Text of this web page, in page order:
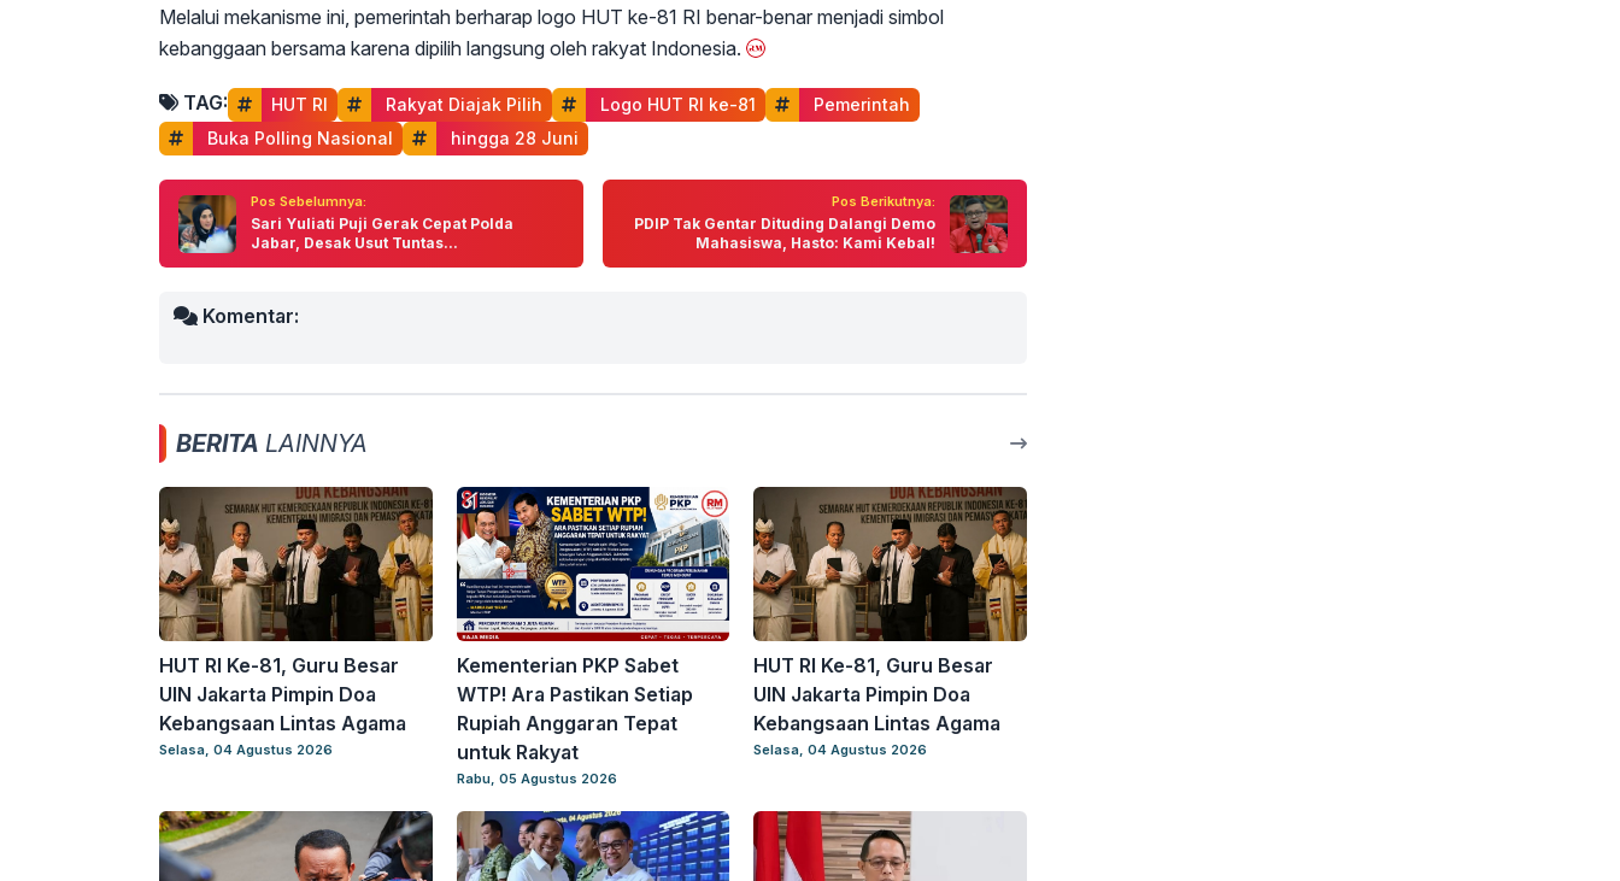
Melalui mekanisme ini, pemerintah berharap logo HUT ke-81 RI benar-benar menjadi simbol
kebanggaan bersama karena dipilih langsung oleh rakyat Indonesia.
TAG: HUT RI Rakyat Diajak Pilih Logo HUT RI ke-81
Pemerintah
Buka Polling Nasional
hingga 28 Juni
Pos Sebelumnya:
Sari Yuliati Puji Gerak Cepat Polda
Jabar, Desak Usut Tuntas...
Pos Berikutnya:
PDIP Tak Gentar Dituding Dalangi Demo
Mahasiswa, Hasto: Kami Kebal!
Komentar:
BERITA LAINNYA
HUT RI Ke-81, Guru Besar
UIN Jakarta Pimpin Doa
Kebangsaan Lintas Agama
Selasa, 04 Agustus 2026
Kementerian PKP Sabet
WTP! Ara Pastikan Setiap
Rupiah Anggaran Tepat
untuk Rakyat
Rabu, 05 Agustus 2026
HUT RI Ke-81, Guru Besar
UIN Jakarta Pimpin Doa
Kebangsaan Lintas Agama
Selasa, 04 Agustus 2026